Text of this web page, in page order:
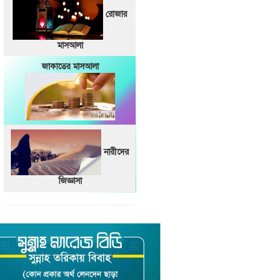
রোজার
মাসআলা
জাকাতের মাসআলা
নারীদের
জিজ্ঞাসা